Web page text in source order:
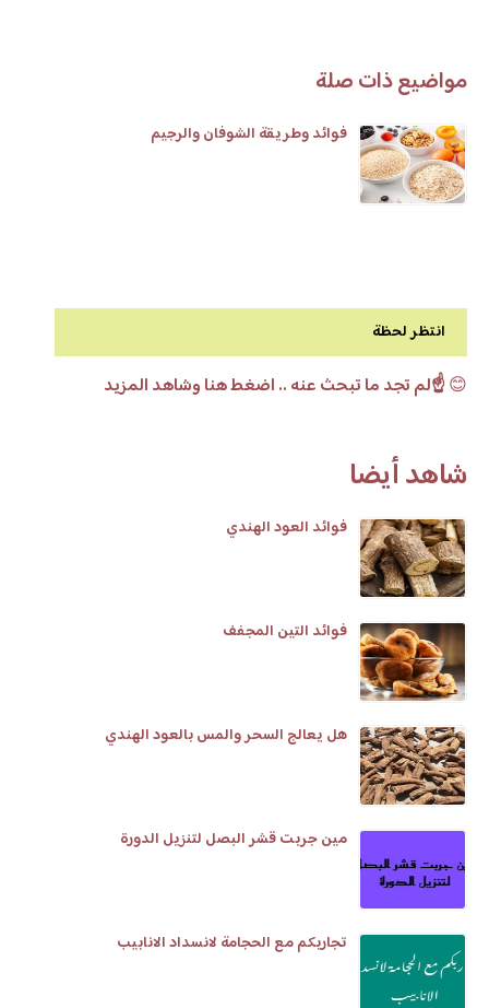
مواضيع ذات صلة
فوائد وطريقة الشوفان والرجيم
انتظر لحظة
😊☝️لم تجد ما تبحث عنه .. اضغط هنا وشاهد المزيد
شاهد أيضا
فوائد العود الهندي
فوائد التين المجفف
هل يعالج السحر والمس بالعود الهندي
مين جربت قشر البصل لتنزيل الدورة
تجاربكم مع الحجامة لانسداد الانابيب